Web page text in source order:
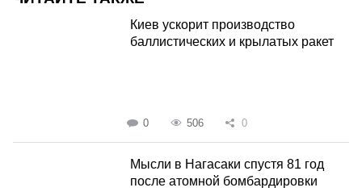
Киев ускорит производство
баллистических и крылатых ракет
0 506 0
Мысли в Нагасаки спустя 81 год
после атомной бомбардировки